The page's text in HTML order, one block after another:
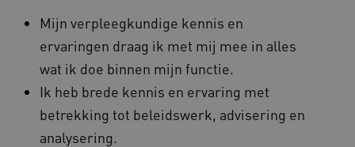
Mijn verpleegkundige kennis en
ervaringen draag ik met mij mee in alles
wat ik doe binnen mijn functie.
Ik heb brede kennis en ervaring met
betrekking tot beleidswerk, advisering en
analysering.